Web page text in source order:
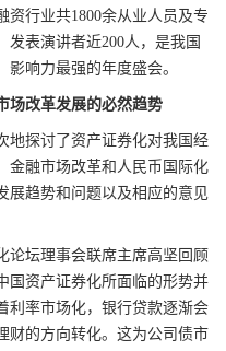
资行业共1800余从业人员及专
发表演讲者近200人，是我国
响力最强的年度盛会。
场改革发展的必然趋势
地探讨了资产证券化对我国经
金融市场改革和人民币国际化
展趋势和问题以及相应的意见
论坛理事会联席主席高坚回顾
国资产证券化所面临的形势并
利率市场化，银行贷款逐渐会
财的方向转化。这为公司债市